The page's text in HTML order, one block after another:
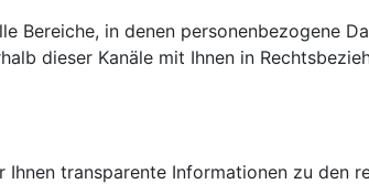
Bereiche, in denen personenbezogene
dieser Kanäle mit Ihnen in
transparente Informationen zu den